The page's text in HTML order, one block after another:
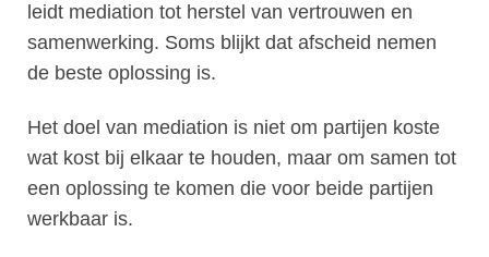
leidt mediation tot herstel van vertrouwen en
samenwerking. Soms blijkt dat afscheid nemen
de beste oplossing is.
Het doel van mediation is niet om partijen koste
wat kost bij elkaar te houden, maar om samen tot
een oplossing te komen die voor beide partijen
werkbaar is.